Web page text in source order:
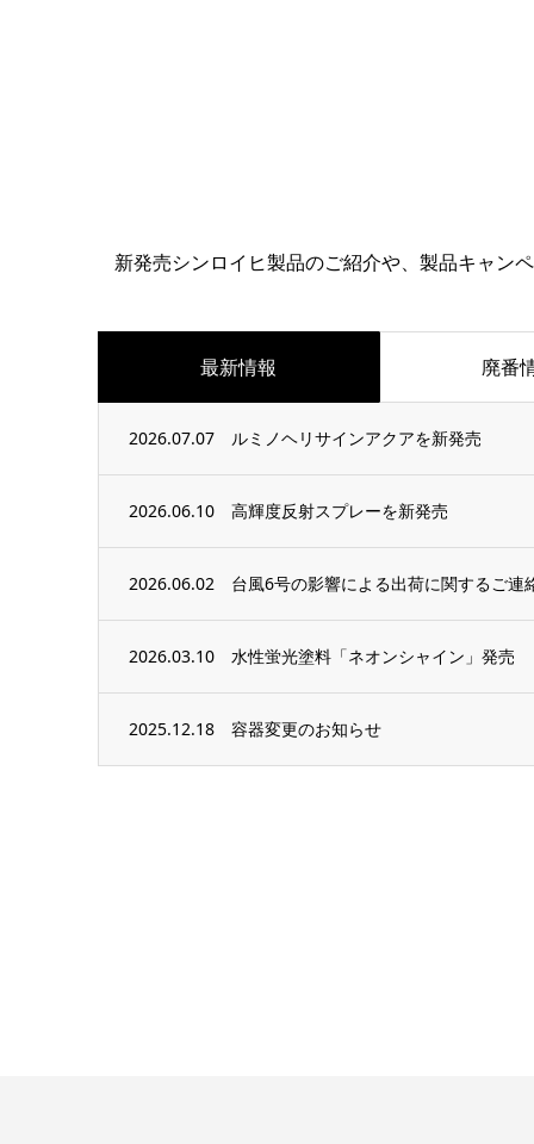
新発売シンロイヒ製品のご紹介や、製品キャン
最新情報 廃番
2026.07.07 ルミノヘリサインアクアを新発売
2026.06.10 高輝度反射スプレーを新発売
2026.06.02 台風6号の影響による出荷に関するご連
2026.03.10 水性蛍光塗料「ネオンシャイン」発売
2025.12.18 容器変更のお知らせ